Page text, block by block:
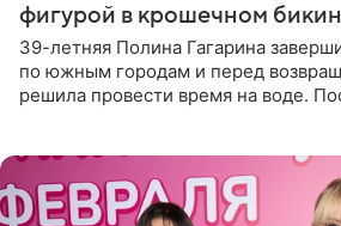
фигурой в крошечном
39-летняя Полина Гагарина
по южным городам и перед
решила провести время на воде.